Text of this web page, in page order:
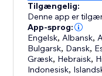
Tilgængelig:
Denne app er
App-sprog:
Engelsk, Albansk,
Bulgarsk, Dansk,
Græsk, Hebraisk,
Indonesisk,